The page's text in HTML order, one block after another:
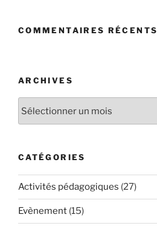
COMMENTAIRES RÉCENTS
ARCHIVES
CATÉGORIES
Activités pédagogiques (27)
Evènement (15)